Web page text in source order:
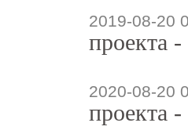
2019-08-20
проекта
2020-08-20
проекта